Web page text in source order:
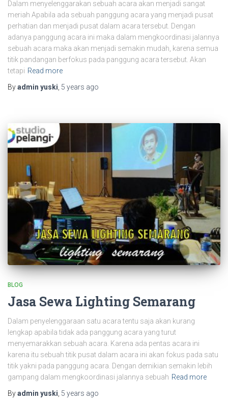
Dalam menyelenggarakan sebuah acara akan menjadi sangat
meriah Apabila ada sebuah panggung acara yang menjadi pusat
perhatian dan menjadi pusat dalam acara tersebut. Dengan
adanya panggung acara ini maka dalam mengkoordinasi jalannya
sebuah acara maka akan menjadi semakin mudah, karena semua
titik pandangan berfokus pada panggung acara tersebut. Akan
tetapi Read more
Byadmin yuski, 5 years ago
BLOG
Jasa Sewa Lighting Semarang
Dalam penyelenggaraan satu acara tentu saja akan kurang
lengkap apabila tidak ada panggung acara yang turut
menyemarakkan sebuah acara. Karena ada pentas acara ini
karena itu sebuah titik pusat dalam acara ini akan fokus pada satu
titik yakni pada panggung acara. Dengan demikian semakin lebih
gampang dalam mengkoordinasi jalannya sebuah Read more
Byadmin yuski 5 years ago